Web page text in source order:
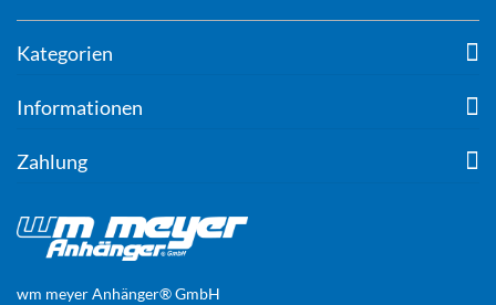
Kategorien
Informationen
Zahlung
wm meyer Anhänger® GmbH